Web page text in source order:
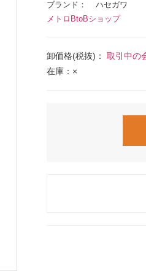
ブランド
ハセガワ
メトロBtoBショップ
卸価格(税抜)： 取引中の
在庫：×